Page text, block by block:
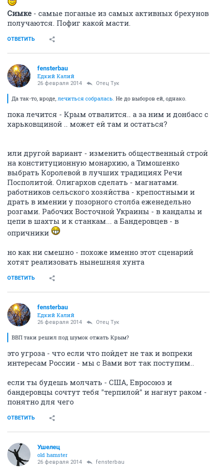
Симке - самые поганые из самых активных брехунов
получаются. Пофиг какой масти.
ОТВЕТИТЬ
fensterbau
Едкий Калий
26 февраля 2014 Отец Тук
Да так-то, вроде, лечиться собралась. Не до выборов ей, однако.
пока лечится - Крым отвалится.. а за ним и донбасс с
харьковщиной .. может ей там и остаться?
или другой вариант - изменить общественный строй
на конституционную монархию, а Тимошенко
выбрать Королевой в лучших традициях Речи
Посполитой. Олигархов сделать - магнатами.
работников сельского хозяйства - крепостными и
драть в имении у позорного столба еженедельно
розгами. Рабочих Восточной Украины - в кандалы и
цепи в шахты и к станкам... а Бандеровцев - в
опричники
но как ни смешно - похоже именно этот сценарий
хотят реализовать нынешняя хунта
ОТВЕТИТЬ
fensterbau
Едкий Калий
26 февраля 2014 Отец Тук
ВВП таки решил под шумок отжать Крым?
это угроза - что если что пойдет не так и вопреки
интересам России - мы с Вами вот так поступим..
если ты будешь молчать - США, Евросоюз и
бандеровцы сочтут тебя "терпилой" и нагнут раком -
понятно для чего
ОТВЕТИТЬ
Ушелец
old hamster
26 февраля 2014 fensterbau